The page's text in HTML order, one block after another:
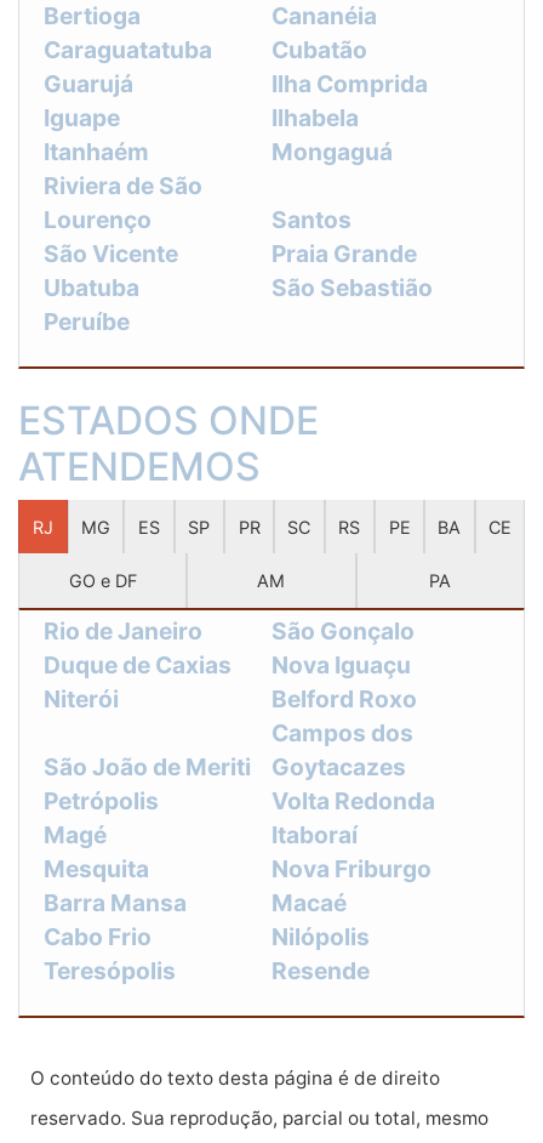
Bertioga
Cananéia
Caraguatatuba
Cubatão
Guarujá
Ilha Comprida
Iguape
Ilhabela
Itanhaém
Mongaguá
Riviera de São
Lourenço
Santos
São Vicente
Praia Grande
Ubatuba
São Sebastião
Peruíbe
ESTADOS ONDE
ATENDEMOS
RJ MG ES SP PR SC RS PE BA CE
GO e DF AM PA
Rio de Janeiro
São Gonçalo
Duque de Caxias
Nova Iguaçu
Niterói
Belford Roxo
São João de Meriti
Campos dos
Goytacazes
Petrópolis
Volta Redonda
Magé
Itaboraí
Mesquita
Nova Friburgo
Barra Mansa
Macaé
Cabo Frio
Nilópolis
Teresópolis
Resende
O conteúdo do texto desta página é de direito
reservado. Sua reprodução, parcial ou total, mesmo